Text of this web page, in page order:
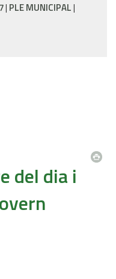
PLE MUNICIPAL
del dia i